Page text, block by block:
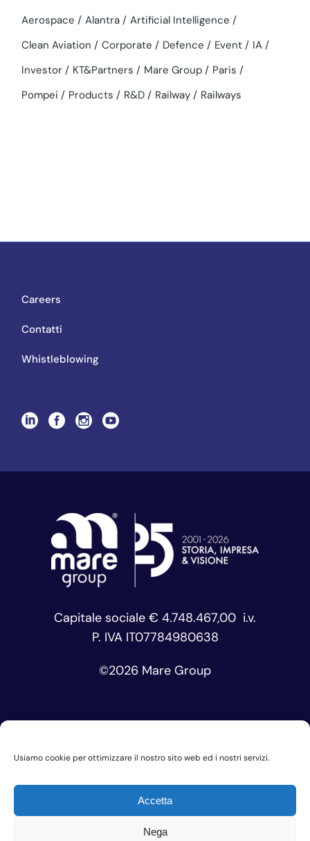
Usiamo cookie per ottimizzare il nostro sito web ed i nostri servizi.
Accetta
Nega
Aerospace Alantra
Artificial Intelligence
Clean Aviation
Corporate Defence Event
IA
Investor
KT&Partners Mare Group
Paris
Pompei
Products R&D Railway Railways
Careers
Contatti
Whistleblowing
Capitale sociale € 4.748.467,00 i.v.
P. IVA IT07784980638
©2026 Mare Group
Privacy Policy
Cookie Policy
Codice Etico